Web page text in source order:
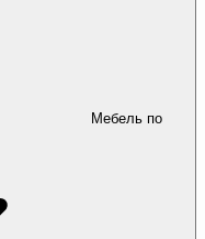
Мебель по